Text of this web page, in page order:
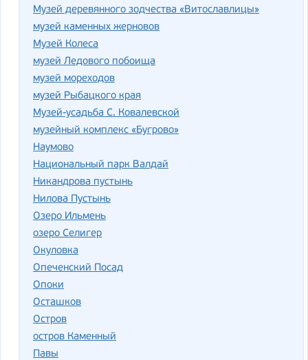
Музей деревянного зодчества «Витославлицы»
музей каменных жерновов
Музей Колеса
музей Ледового побоища
музей мореходов
музей Рыбацкого края
Музей-усадьба С. Ковалевской
музейный комплекс «Бугрово»
Наумово
Национальный парк Валдай
Никандрова пустынь
Нилова Пустынь
Озеро Ильмень
озеро Селигер
Окуловка
Опеченский Посад
Опоки
Осташков
Остров
остров Каменный
Павы